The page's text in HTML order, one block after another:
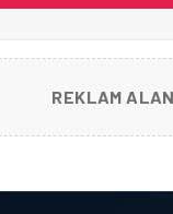
REKLAM